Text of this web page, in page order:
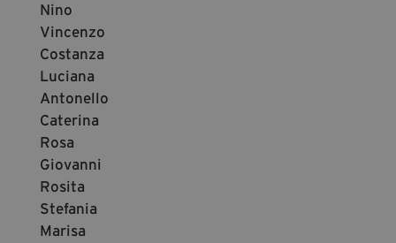
Nino
Vincenzo
Costanza
Luciana
Antonello
Caterina
Rosa
Giovanni
Rosita
Stefania
Marisa